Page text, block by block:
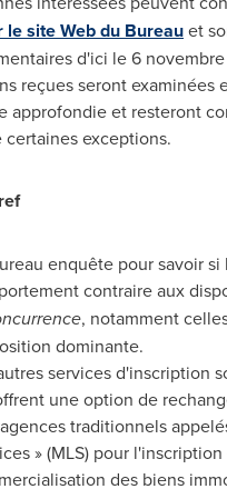
le site Web du Bureauet
d'ici le 6
reçues seront examinées
approfondie et resteront
certaines exceptions.
enquête pour savoir si
contraire aux
, notamment
dominante.
services d'inscription
une option de
traditionnels
» (MLS) pour
des biens